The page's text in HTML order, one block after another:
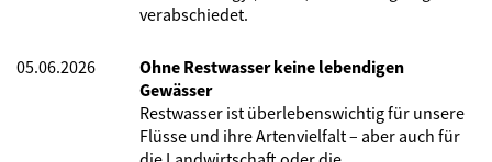
verabschiedet.
05.06.2026
Ohne Restwasser keine lebendigen
Gewässer
Restwasser ist überlebenswichtig für unsere
Flüsse und ihre Artenvielfalt – aber auch für